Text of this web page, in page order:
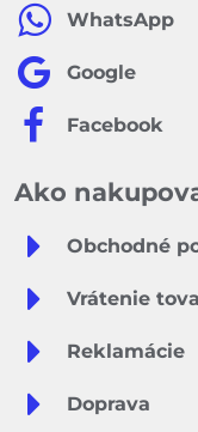
WhatsApp
Google
Facebook
Ako
Obchodné
Vrátenie
Reklamácie
Doprava